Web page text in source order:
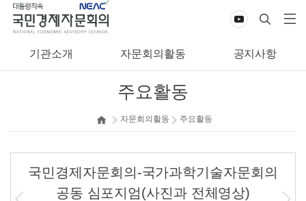
기관소개 자문회의활동 공지사항
주요활동
자문회의활동 주요활동
국민경제자문회의-국가과학기술자문회의
공동 심포지엄(사진과 전체영상)